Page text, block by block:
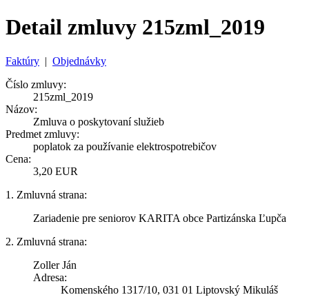
Detail zmluvy 215zml_2019
Faktúry | Objednávky
Číslo zmluvy:
215zml_2019
Názov:
Zmluva o poskytovaní služieb
Predmet zmluvy:
poplatok za používanie elektrospotrebičov
Cena:
3,20 EUR
1. Zmluvná strana:
Zariadenie pre seniorov KARITA obce Partizánska Ľupča
2. Zmluvná strana:
Zoller Ján
Adresa:
Komenského 1317/10, 031 01 Liptovský Mikuláš